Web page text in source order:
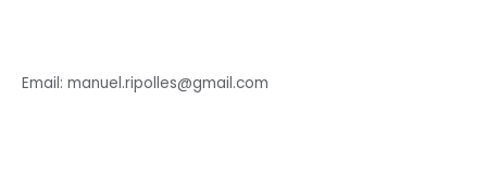
Email: manuel.ripolles@gmail.com